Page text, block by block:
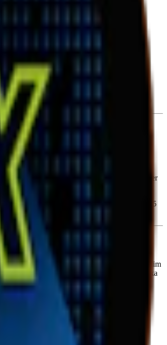
(E959, neohesperidin dc), salt,
något smalare och mer långsmalt än
per prilla) och smak av stark habanero, kommer
en totalvikt på 10 gram. Varje prilla väger 0,5
till 11,6 mg per prilla och tillgängliga i både slim
gör Ace X till ett varumärke med verkligt unika